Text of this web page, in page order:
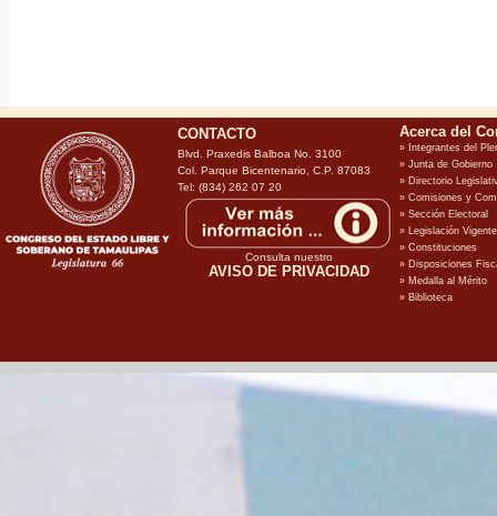
CONTACTO
Blvd. Praxedis Balboa No. 3100
Col. Parque Bicentenario, C.P. 87083
Tel: (834) 262 07 20
Consulta nuestro
AVISO DE PRIVACIDAD